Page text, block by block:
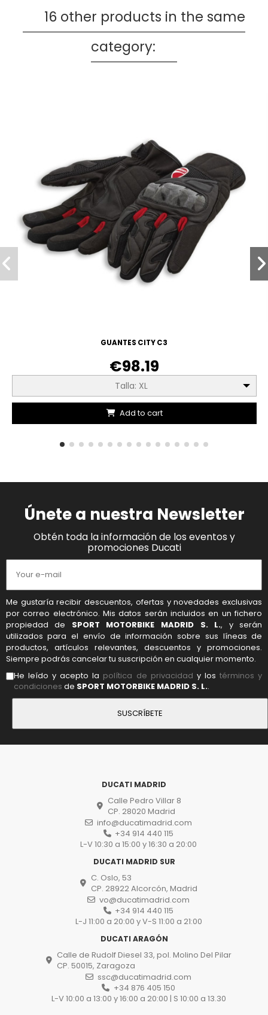
16 other products in the same
category:
GUANTES CITY C3
€98.19
Talla: XL
Add to cart
Únete a nuestra Newsletter
Obtén toda la información de los eventos y
promociones Ducati
Me gustaría recibir descuentos, ofertas y novedades exclusivas
por correo electrónico. Mis datos serán incluidos en un fichero
propiedad de SPORT MOTORBIKE MADRID S. L., y serán
utilizados para el envío de información sobre sus líneas de
productos, artículos relevantes, descuentos y promociones.
Siempre podrás cancelar tu suscripción en cualquier momento.
He leído y acepto la política de privacidad y lostérminos y
condiciones de SPORT MOTORBIKE MADRID S. L..
DUCATI MADRID
Calle Pedro Villar 8
CP. 28020 Madrid
info@ducatimadrid.com
+34 914 440 115
L-V 10:30 a 15:00 y 16:30 a 20:00
DUCATI MADRID SUR
C. Oslo, 53
CP. 28922 Alcorcón, Madrid
vo@ducatimadrid.com
+34 914 440 115
L-J 11:00 a 20:00 y V-S 11:00 a 21:00
DUCATI ARAGÓN
Calle de Rudolf Diesel 33, pol. Molino Del Pilar
CP. 50015, Zaragoza
ssc@ducatimadrid.com
+34 876 405 150
L-V 10:00 a 13:00 y 16:00 a 20:00 | S 10:00 a 13.30